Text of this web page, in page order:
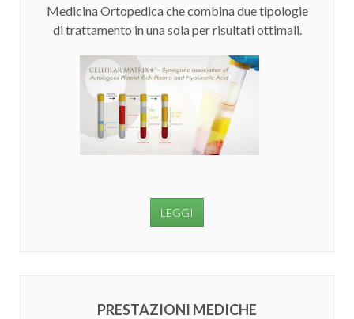
Medicina Ortopedica che combina due tipologie
di trattamento in una sola per risultati ottimali.
LEGGI
PRESTAZIONI MEDICHE